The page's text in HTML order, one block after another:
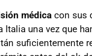
médica con sus
una vez que
suficientemente